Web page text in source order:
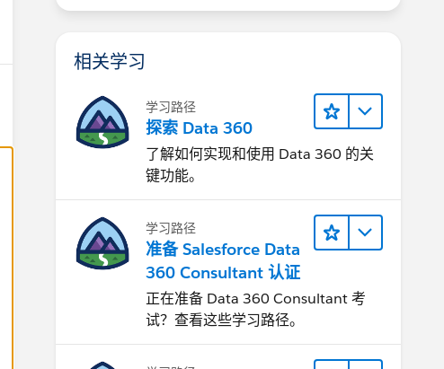
相关学习
学习路径
探索 Data 360
了解如何实现和使用 Data 360 的关
键功能。
学习路径
准备 Salesforce Data
360 Consultant 认证
正在准备 Data 360 Consultant 考
试？查看这些学习路径。